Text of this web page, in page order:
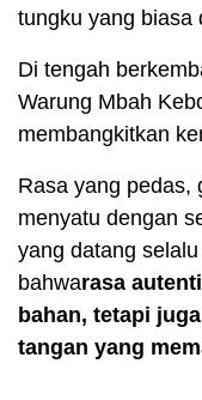
tungku yang biasa
Di tengah
Warung Mbah
membangkitkan
Rasa yang pedas,
menyatu dengan
yang datang
bahwarasa
bahan, tetapi
tangan yang